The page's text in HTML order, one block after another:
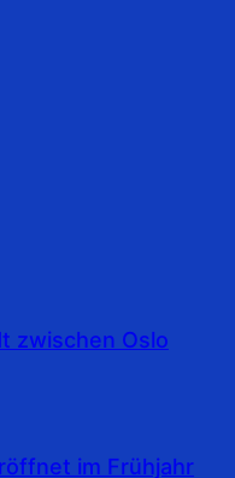
zwischen Oslo
im Frühjahr